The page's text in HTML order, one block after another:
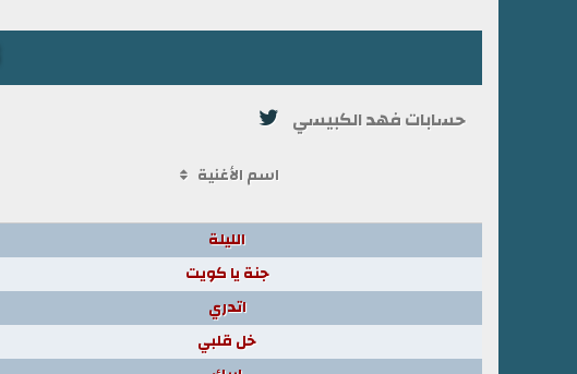
حسابات فهد الكبيسي
اسم الأغنية
الليلة
جنة يا كويت
اتدري
خل قلبي